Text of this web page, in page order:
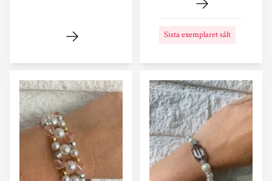
Sista exemplaret sålt